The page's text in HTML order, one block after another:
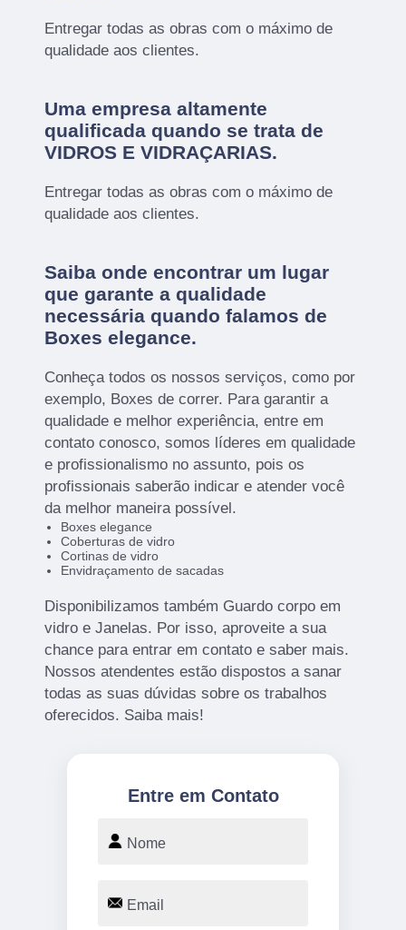
Entregar todas as obras com o máximo de
qualidade aos clientes.
Uma empresa altamente
qualificada quando se trata de
VIDROS E VIDRAÇARIAS.
Entregar todas as obras com o máximo de
qualidade aos clientes.
Saiba onde encontrar um lugar
que garante a qualidade
necessária quando falamos de
Boxes elegance.
Conheça todos os nossos serviços, como por
exemplo, Boxes de correr. Para garantir a
qualidade e melhor experiência, entre em
contato conosco, somos líderes em qualidade
e profissionalismo no assunto, pois os
profissionais saberão indicar e atender você
da melhor maneira possível.
Boxes elegance
Coberturas de vidro
Cortinas de vidro
Envidraçamento de sacadas
Disponibilizamos também Guardo corpo em
vidro e Janelas. Por isso, aproveite a sua
chance para entrar em contato e saber mais.
Nossos atendentes estão dispostos a sanar
todas as suas dúvidas sobre os trabalhos
oferecidos. Saiba mais!
Entre em Contato